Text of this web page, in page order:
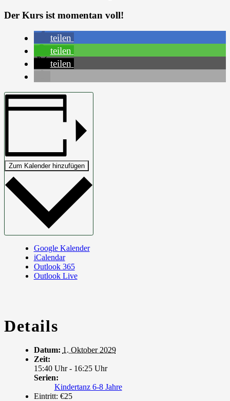
Der Kurs ist momentan voll!
teilen
teilen
teilen
Zum Kalender hinzufügen
Google Kalender
iCalendar
Outlook 365
Outlook Live
Details
Datum: 1. Oktober 2029
Zeit:
15:40 Uhr - 16:25 Uhr
Serien:
Kindertanz 6-8 Jahre
Eintritt: €25